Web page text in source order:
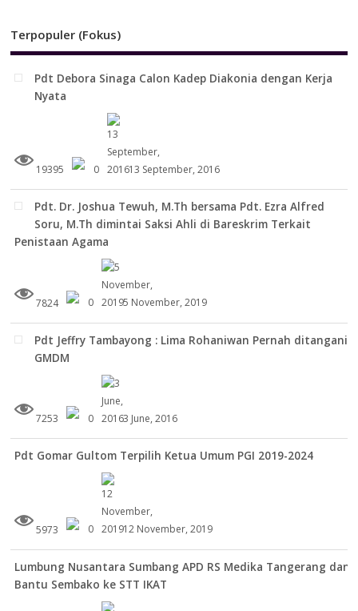
Terpopuler (Fokus)
Pdt Debora Sinaga Calon Kadep Diakonia dengan Kerja
Nyata
19395 0 13 September, 2016
Pdt. Dr. Joshua Tewuh, M.Th bersama Pdt. Ezra Alfred
Soru, M.Th dimintai Saksi Ahli di Bareskrim Terkait
Penistaan Agama
7824 0 5 November, 2019
Pdt Jeffry Tambayong : Lima Rohaniwan Pernah ditangani
GMDM
7253 0 3 June, 2016
Pdt Gomar Gultom Terpilih Ketua Umum PGI 2019-2024
5973 0 12 November, 2019
Lumbung Nusantara Sumbang APD RS Medika Tangerang dan
Bantu Sembako ke STT IKAT